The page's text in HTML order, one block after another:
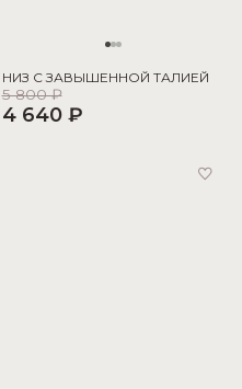
НИЗ С ЗАВЫШЕННОЙ ТАЛИЕЙ
5 800 ₽
4 640 ₽